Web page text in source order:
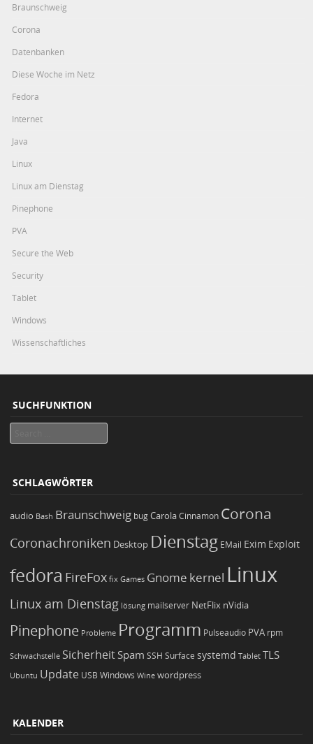
Braunschweig
Corona
Datenbanken
Diese Woche im Netz
Fedora
Internet
Java
Linux
Linux am Dienstag
Pinephone
PVA
Secure the Web
Security
Tablet
Windows
Wissenschaftliches
SUCHFUNKTION
SCHLAGWÖRTER
audio Bash Braunschweig bugCarola Cinnamon Corona
Coronachroniken Desktop Dienstag EMail Exim Exploit
fedora FireFox fix Games Gnome kernel Linux
Linux am Dienstag lösung mailserver NetFlix nVidia
Pinephone Probleme Programm Pulseaudio PVA rpm
Schwachstelle Sicherheit Spam SSH Surface systemd Tablet TLS
Ubuntu Update USB Windows Wine wordpress
KALENDER